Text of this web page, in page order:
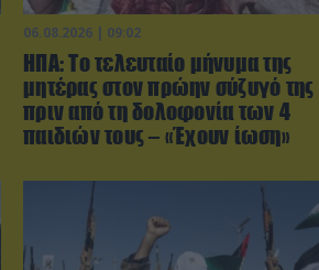
06.08.2026 | 09:02
ΗΠΑ: Το τελευταίο μήνυμα της
μητέρας στον πρώην σύζυγό της
πριν από τη δολοφονία των 4
παιδιών τους – «Έχουν ίωση»